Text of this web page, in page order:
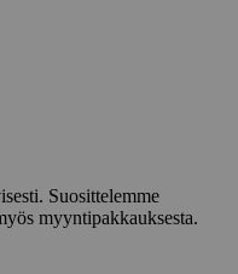
Suosittelemme
myyntipakkauksesta.